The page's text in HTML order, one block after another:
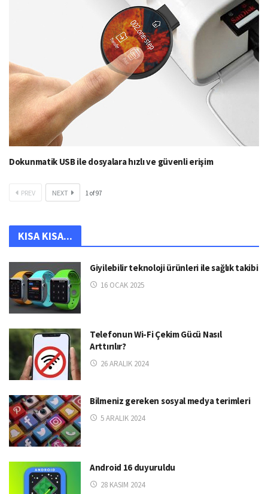
Dokunmatik USB ile dosyalara hızlı ve güvenli erişim
PREV NEXT 1of97
KISA KISA...
Giyilebilir teknoloji ürünleri ile sağlık takibi
16 OCAK 2025
Telefonun Wi-Fi Çekim Gücü Nasıl
Arttırılır?
26 ARALIK 2024
Bilmeniz gereken sosyal medya terimleri
5 ARALIK 2024
Android 16 duyuruldu
28 KASIM 2024